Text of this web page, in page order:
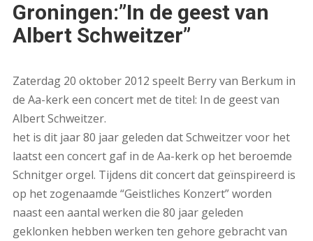
Groningen:”In de geest van
Albert Schweitzer”
Zaterdag 20 oktober 2012 speelt Berry van Berkum in
de Aa-kerk een concert met de titel: In de geest van
Albert Schweitzer.
het is dit jaar 80 jaar geleden dat Schweitzer voor het
laatst een concert gaf in de Aa-kerk op het beroemde
Schnitger orgel. Tijdens dit concert dat geïnspireerd is
op het zogenaamde “Geistliches Konzert” worden
naast een aantal werken die 80 jaar geleden
geklonken hebben werken ten gehore gebracht van